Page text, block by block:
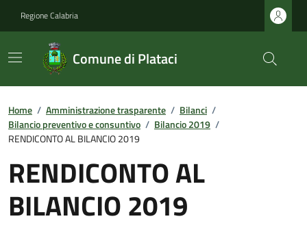
Regione Calabria
Comune di Plataci
Home / Amministrazione trasparente / Bilanci /
Bilancio preventivo e consuntivo / Bilancio 2019 /
RENDICONTO AL BILANCIO 2019
RENDICONTO AL
BILANCIO 2019